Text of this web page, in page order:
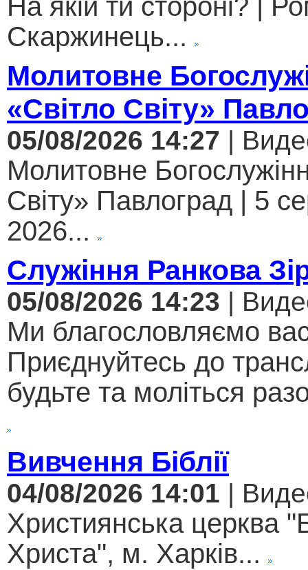
На якій ти стороні? |
Скаржинець...
Молитовне
«Світло Світу»
05/08/2026 14:27 |
Молитовне
Світу» Павлоград | 5
2026...
Служіння Ранкова
05/08/2026 14:23 |
Ми благословляємо
Приєднуйтесь до
будьте та моліться
Вивчення Біблії
04/08/2026 14:01 |
Християнська церква
Христа", м. Харків...